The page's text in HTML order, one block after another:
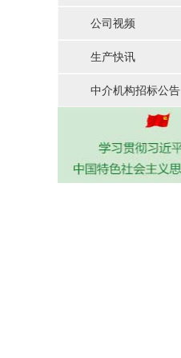
公司视频
生产快讯
中介机构招标公告